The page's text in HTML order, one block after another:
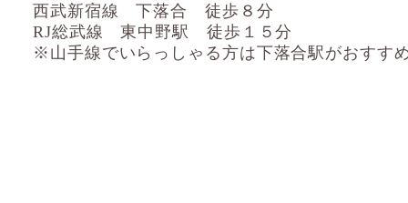
西武新宿線 下落合 徒歩８分
RJ総武線 東中野駅 徒歩１５分
​※山手線でいらっしゃる方は下落合駅がおすす